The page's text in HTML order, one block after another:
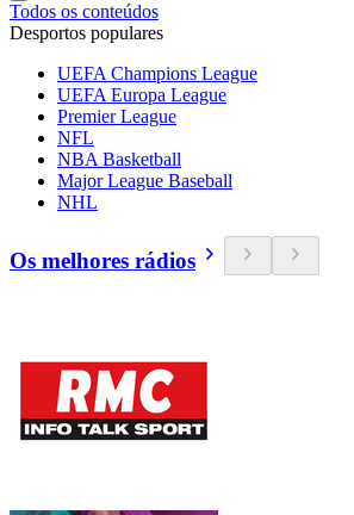
Todos os conteúdos
Desportos populares
UEFA Champions League
UEFA Europa League
Premier League
NFL
NBA Basketball
Major League Baseball
NHL
Os melhores rádios